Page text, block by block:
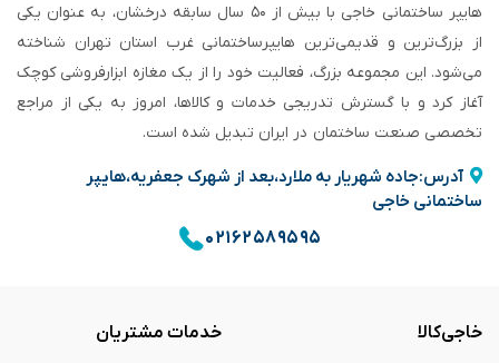
هایپر ساختمانی خاجی‌ با بیش از ۵۰ سال سابقه‌ درخشان، به عنوان یکی
از بزرگ‌ترین و قدیمی‌ترین هایپرساختمانی‌ غرب استان تهران شناخته
می‌شود. این مجموعه بزرگ، فعالیت خود را از یک مغازه ابزارفروشی کوچک
آغاز کرد و با گسترش تدریجی خدمات و کالاها، امروز به یکی از مراجع
تخصصی صنعت ساختمان در ایران تبدیل شده است.
آدرس:جاده شهریار به ملارد،بعد از شهرک جعفریه،هایپر
ساختمانی خاجی
۰۲۱۶۲۵۸۹۵۹۵
خاجی‌کالا خدمات مشتریان